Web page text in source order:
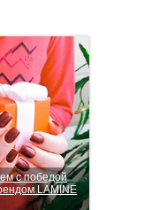
с победой
LAMINE